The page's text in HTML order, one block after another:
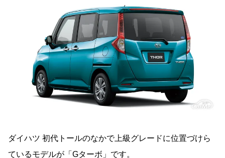
ダイハツ 初代トールのなかで上級グレードに位置づけら
ているモデルが「Gターボ」です。